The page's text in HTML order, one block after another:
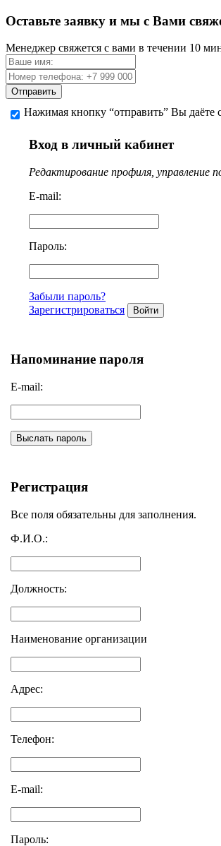
Оставьте заявку и мы с Вами
Менеджер свяжется с вами в течении 10
Отправить
Нажимая кнопку “отправить” Вы даёте
Вход в личный кабинет
Редактирование профиля, управление
E-mail:
Пароль:
Забыли пароль?
Зарегистрироваться
Войти
Напоминание пароля
E-mail:
Выслать пароль
Регистрация
Все поля обязательны для заполнения.
Ф.И.О.:
Должность:
Наименование организации
Адрес:
Телефон:
E-mail:
Пароль: